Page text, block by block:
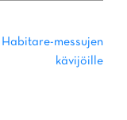
messujen
kävijöille